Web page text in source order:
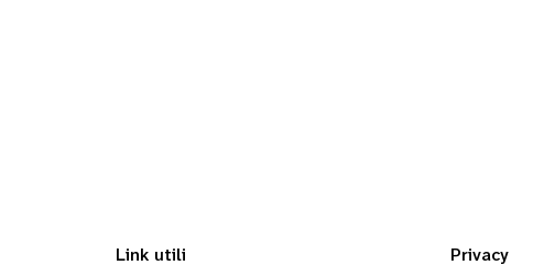
Link utili Privacy